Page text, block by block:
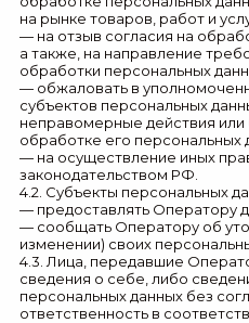
на рынке товаров, работ и
— на отзыв согласия на
а также, на направление
обработки персональных
— обжаловать в
субъектов персональных
неправомерные действия
обработке его персональных
— на осуществление иных
законодательством РФ.
4.2. Субъекты персональных
— предоставлять Оператору
— сообщать Оператору об
изменении) своих
4.3. Лица, передавшие
сведения о себе, либо
персональных данных без
ответственность в